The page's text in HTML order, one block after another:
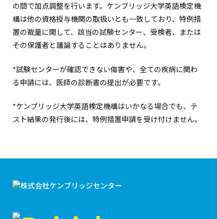
の間で加点調整を行います。ケンブリッジ大学英語検定機
構は他の資格授与機関の取扱いとも一致しており、特例措
置の裁量に関して、該当の試験センター、受検者、または
その保護者と議論することはありません。
*試験センターが確認できない傷害や、全ての疾病に関わ
る申請には、医師の診断書の提出が必要です。
*ケンブリッジ大学英語検定機構はいかなる場合でも、テ
スト結果の発行後には、特例措置申請を受け付けません。